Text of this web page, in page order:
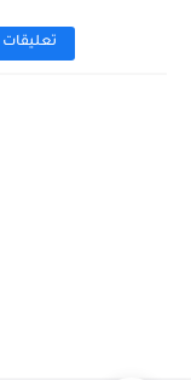
تعليقات Facebook